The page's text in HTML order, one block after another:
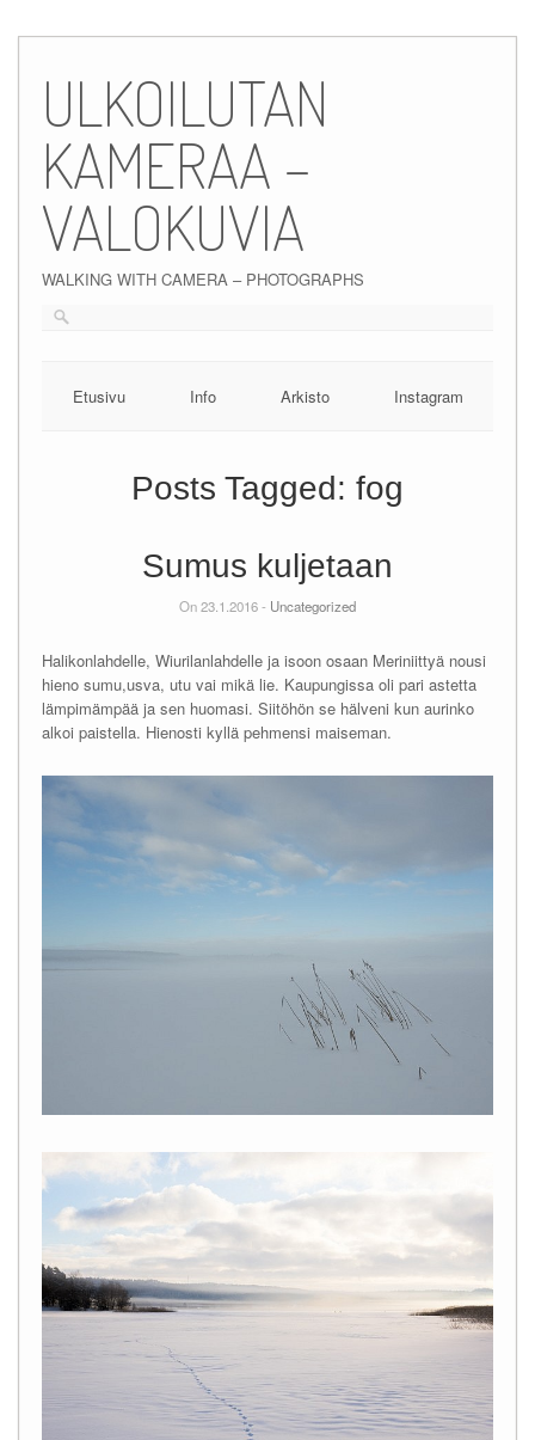
content
ULKOILUTAN
KAMERAA –
VALOKUVIA
WALKING WITH CAMERA – PHOTOGRAPHS
Etusivu Info Arkisto Instagram
Posts Tagged: fog
Sumus kuljetaan
On 23.1.2016 - Uncategorized
Halikonlahdelle, Wiurilanlahdelle ja isoon osaan Meriniittyä nousi
hieno sumu,usva, utu vai mikä lie. Kaupungissa oli pari astetta
lämpimämpää ja sen huomasi. Siitöhön se hälveni kun aurinko
alkoi paistella. Hienosti kyllä pehmensi maiseman.